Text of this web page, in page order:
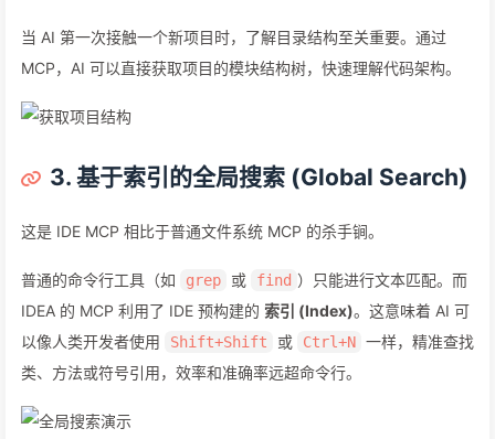
当 AI 第一次接触一个新项目时，了解目录结构至关重要。通过
MCP，AI 可以直接获取项目的模块结构树，快速理解代码架构。
3. 基于索引的全局搜索 (Global Search)
这是 IDE MCP 相比于普通文件系统 MCP 的杀手锏。
普通的命令行工具（如 grep 或 find ）只能进行文本匹配。而
IDEA 的 MCP 利用了 IDE 预构建的 索引 (Index)。这意味着 AI 可
以像人类开发者使用
Shift+Shift 或 Ctrl+N 一样，精准查找
类、方法或符号引用，效率和准确率远超命令行。